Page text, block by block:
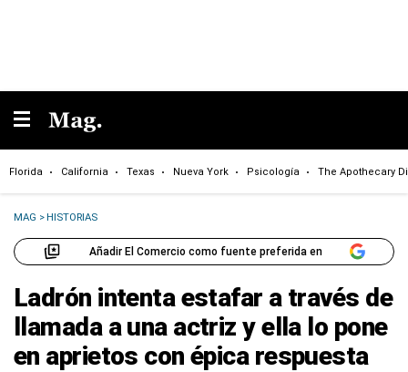
Florida California Texas Nueva York Psicología The Apothecary
MAG >HISTORIAS
Añadir El Comercio como fuente preferida en
Ladrón intenta estafar a través de
llamada a una actriz y ella lo pone
en aprietos con épica respuesta